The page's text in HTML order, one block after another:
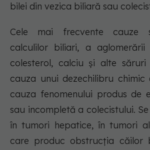
bilei din vezica biliară sau
Cele mai frecvente cauze
calculilor biliari, a aglomerării
colesterol, calciu și alte
cauza unui dezechilibru
cauza fenomenului produs de
sau incompletă a colecistului.
în tumori hepatice, în tumori
care produc obstrucția căilor